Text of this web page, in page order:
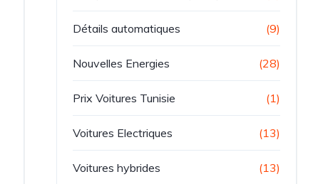
Détails automatiques (9)
Nouvelles Energies (28)
Prix Voitures Tunisie (1)
Voitures Electriques (13)
Voitures hybrides (13)